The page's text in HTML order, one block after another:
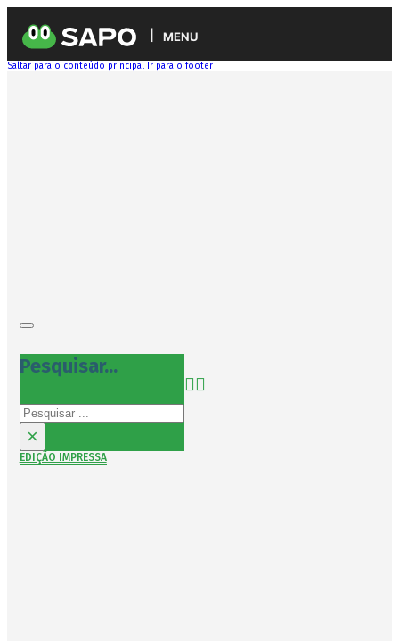
MENU
Saltar para o conteúdo principal Ir para o footer
Pesquisar...
Pesquisar
×
EDIÇÃO IMPRESSA